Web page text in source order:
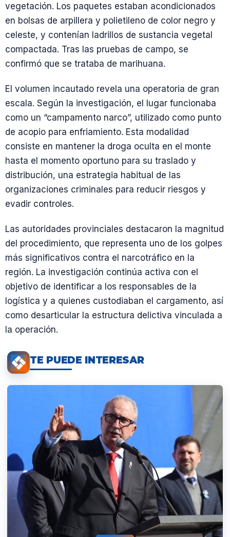
vegetación. Los paquetes estaban acondicionados
en bolsas de arpillera y polietileno de color negro y
celeste, y contenían ladrillos de sustancia vegetal
compactada. Tras las pruebas de campo, se
confirmó que se trataba de marihuana.
El volumen incautado revela una operatoria de gran
escala. Según la investigación, el lugar funcionaba
como un “campamento narco”, utilizado como punto
de acopio para enfriamiento. Esta modalidad
consiste en mantener la droga oculta en el monte
hasta el momento oportuno para su traslado y
distribución, una estrategia habitual de las
organizaciones criminales para reducir riesgos y
evadir controles.
Las autoridades provinciales destacaron la magnitud
del procedimiento, que representa uno de los golpes
más significativos contra el narcotráfico en la
región. La investigación continúa activa con el
objetivo de identificar a los responsables de la
logística y a quienes custodiaban el cargamento, así
como desarticular la estructura delictiva vinculada a
la operación.
TE PUEDE INTERESAR